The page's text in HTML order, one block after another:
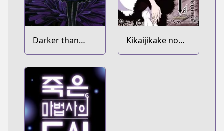
Darker than
Black: Shikkoku
no Hana
Kikaijikake no
Merdina